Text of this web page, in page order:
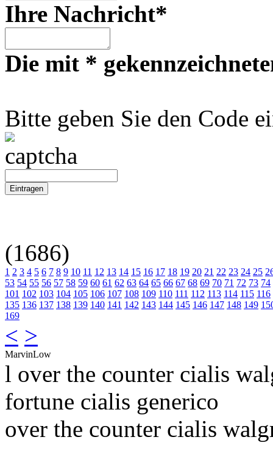
Ihre Nachricht*
Die mit *
Bitte geben Sie den Code
(1686)
1 2 3 4 5 6 7 8 9 10 11 12 13 14 15 16 17 18 19 20 21 22 23 24 25
53 54 55 56 57 58 59 60 61 62 63 64 65 66 67 68 69 70 71 72 73 74
101 102 103 104 105 106 107 108 109 110 111 112 113 114 115 116
135 136 137 138 139 140 141 142 143 144 145 146 147 148 149
169
< >
MarvinLow
l over the counter cialis
fortune cialis generico
over the counter cialis